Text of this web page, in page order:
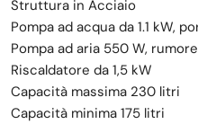
Struttura in Acciaio
Pompa ad acqua da 1.1 kW,
Pompa ad aria 550 W,
Riscaldatore da 1,5 kW
Capacità massima 230 litri
Capacità minima 175 litri